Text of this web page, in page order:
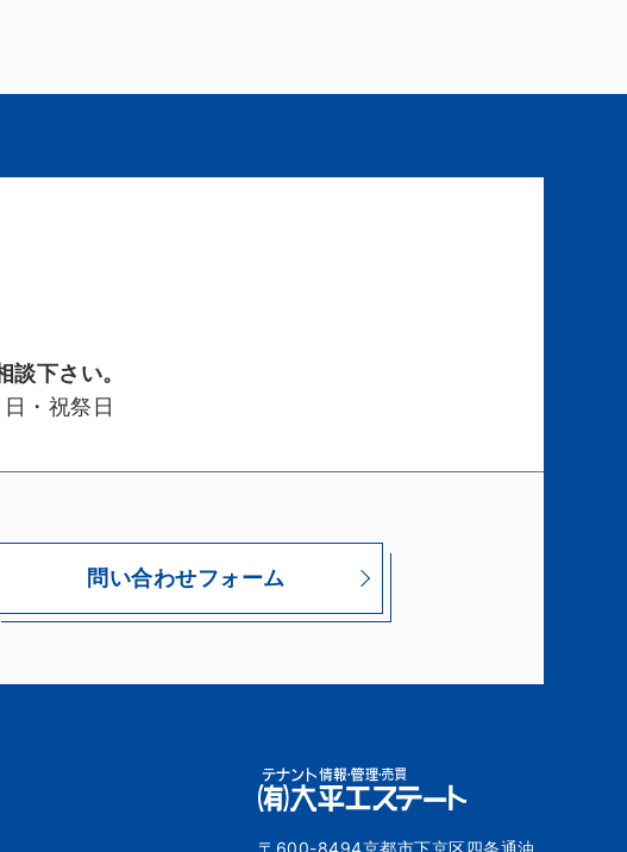
下さい。
日・祝祭日
問い合わせフォーム
〒600-8494京都市下京区四条通油